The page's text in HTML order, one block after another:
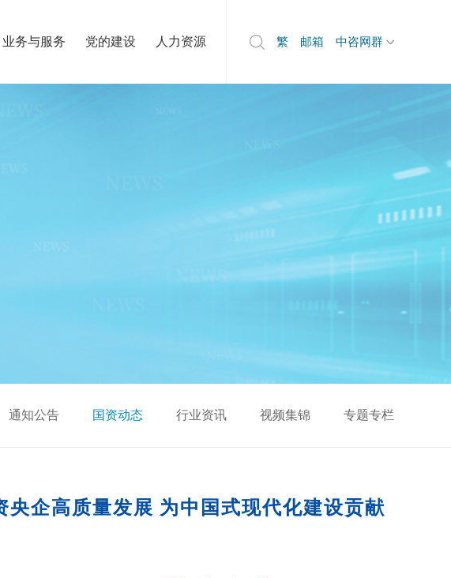
业务与服务 党的建设 人力资源 繁 邮箱 中咨网群
通知公告 国资动态 行业资讯 视频集锦 专题专栏
央企高质量发展 为中国式现代化建设贡献